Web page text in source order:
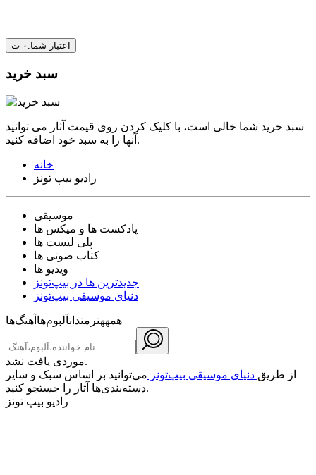
اعتبار شما: ۰ ت
سبد خرید
سبد خرید شما خالی است، با کلیک کردن روی قیمت آثار می توانید
آنها را به سبد خود اضافه کنید.
خانه
رادیو بیپ تونز
موسیقی
پادکست ها و میکس ها
پلی لیست ها
کتاب صوتی ها
ویدیو ها
جدیدترین ها در بیپ‌تونز
دنیای موسیقی بیپ‌تونز
همههنرمندانآلبوم‌ها آهنگ‌ها
موردی یافت نشد.
از طریق دنیای موسیقی بیپ‌تونز می‌توانید بر اساس سبک و سایر
دسته‌بندی‌ها آثار را جستجو کنید.
رادیو بیپ تونز